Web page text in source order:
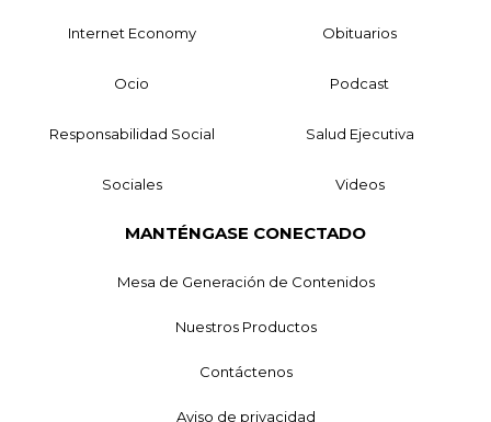
Internet Economy Obituarios
Ocio Podcast
Responsabilidad Social Salud Ejecutiva
Sociales Videos
MANTÉNGASE CONECTADO
Mesa de Generación de Contenidos
Nuestros Productos
Contáctenos
Aviso de privacidad